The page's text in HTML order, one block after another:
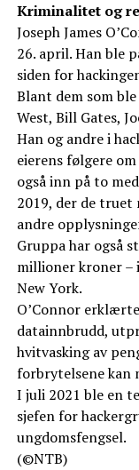
Kriminalitet og
Joseph James
26. april. Han ble
siden for
Blant dem som
West, Bill Gates,
Han og andre i
eierens følgere
også inn på to
2019, der de truet
andre
Gruppa har også
millioner kroner –
New York.
O’Connor
datainnbrudd,
hvitvasking av
forbrytelsene kan
I juli 2021 ble en
sjefen for
ungdomsfengsel.
(©NTB)